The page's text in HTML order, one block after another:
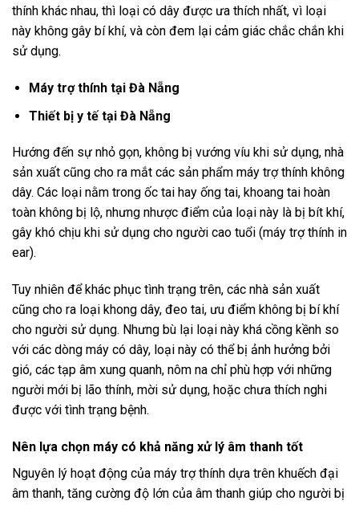
thính khác nhau, thì loại có dây được ưa thích nhất, vì loại
này không gây bí khí, và còn đem lại cảm giác chắc chắn khi
sử dụng.
Máy trợ thính tại Đà Nẵng
Thiết bị y tế tại Đà Nẵng
Hướng đến sự nhỏ gọn, không bị vướng víu khi sử dụng, nhà
sản xuất cũng cho ra mắt các sản phẩm máy trợ thính không
dây. Các loại nằm trong ốc tai hay ống tai, khoang tai hoàn
toàn không bị lộ, nhưng nhược điểm của loại này là bị bít khí,
gây khó chịu khi sử dụng cho người cao tuổi (máy trợ thính in
ear).
Tuy nhiên để khác phục tình trạng trên, các nhà sản xuất
cũng cho ra loại khong dây, đeo tai, ưu điểm không bị bí khí
cho người sử dụng. Nhưng bù lại loại này khá cồng kềnh so
với các dòng máy có dây, loại này có thể bị ảnh hưởng bởi
gió, các tạp âm xung quanh, nôm na chỉ phù hợp với những
người mới bị lão thính, mời sử dụng, hoặc chưa thích nghi
được với tình trạng bệnh.
Nên lựa chọn máy có khả năng xử lý âm thanh tốt
Nguyên lý hoạt động của máy trợ thính dựa trên khuếch đại
âm thanh, tăng cường độ lớn của âm thanh giúp cho người bị